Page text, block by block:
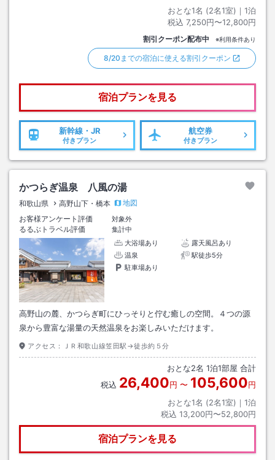
おとな1名 (2名1室)｜ 1泊
税込 7,250円〜12,800円
割引クーポン配布中 ※利用条件あり
8/20までの宿泊に使える割引クーポン
宿泊プランを見る
新幹線・JR
付きプラン
航空券
付きプラン
かつらぎ温泉 八風の湯
和歌山県 高野山下・橋本
地図
お客様アンケート評価
対象外
るるぶトラベル評価
集計中
大浴場あり
露天風呂あり
温泉
駅徒歩5分
駐車場あり
高野山の麓、かつらぎ町にひっそりと佇む癒しの空間。４つの源
泉から豊富な湯量の天然温泉をお楽しみいただけます。
アクセス： ＪＲ和歌山線笠田駅→徒歩約５分
おとな2名 1泊1部屋 合計
税込 26,400円 〜 105,600円
おとな1名 (2名1室)｜ 1泊
税込 13,200円〜52,800円
宿泊プランを見る